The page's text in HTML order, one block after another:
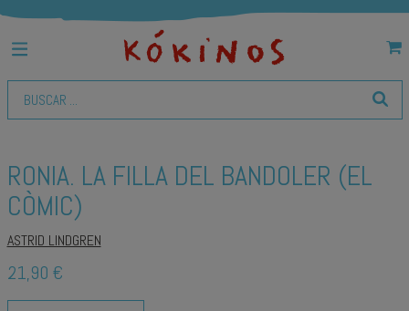
RONIA. LA FILLA DEL BANDOLER (EL
CÒMIC)
ASTRID LINDGREN
21,90 €